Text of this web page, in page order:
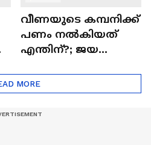
വീണയുടെ കമ്പനിക്ക്
പണം നൽകിയത്
എന്തിന്?; ജയ
ചെയ്ത് ഇ.ഡി| Veena
T
MORE